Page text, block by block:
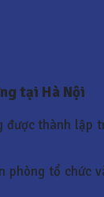
tại Hà Nội
thành
tổ chức